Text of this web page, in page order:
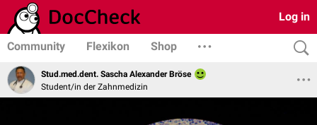
Log in
Community Flexikon Shop
Stud.med.dent. Sascha Alexander Bröse
Student/in der Zahnmedizin